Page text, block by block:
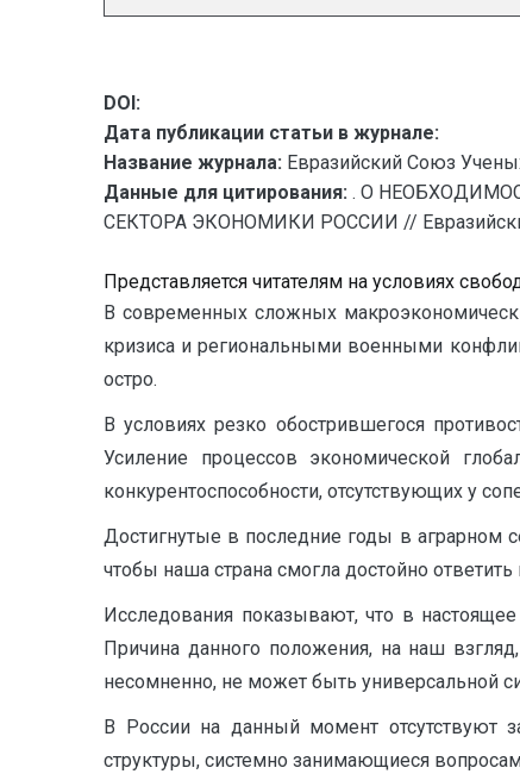
DOI:
Дата публикации статьи в журнале:
Название журнала: Евразийский Союз
Данные для цитирования: . О
СЕКТОРА ЭКОНОМИКИ РОССИИ // Евразийский
Представляется читателям на условиях
В современных сложных
кризиса и региональными военными
остро.
В условиях резко обострившегося
Усиление процессов экономической
конкурентоспособности, отсутствующих у
Достигнутые в последние годы в аграрном
чтобы наша страна смогла достойно
Исследования показывают, что в настоящее
Причина данного положения, на наш
несомненно, не может быть универсальной
В России на данный момент отсутствуют
структуры, системно занимающиеся